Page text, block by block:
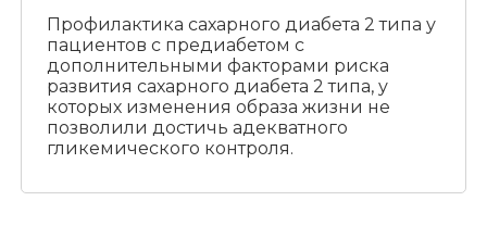
Профилактика сахарного диабета 2 типа у
пациентов с предиабетом с
дополнительными факторами риска
развития сахарного диабета 2 типа, у
которых изменения образа жизни не
позволили достичь адекватного
гликемического контроля.